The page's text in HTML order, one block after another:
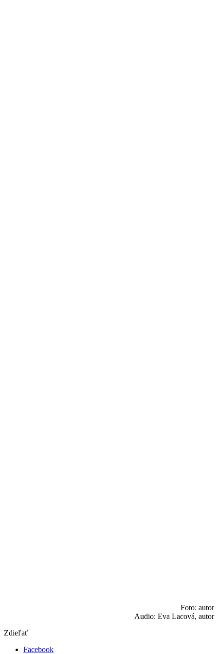
Foto: autor
Audio: Eva Lacová, autor
Zdieľať
Facebook